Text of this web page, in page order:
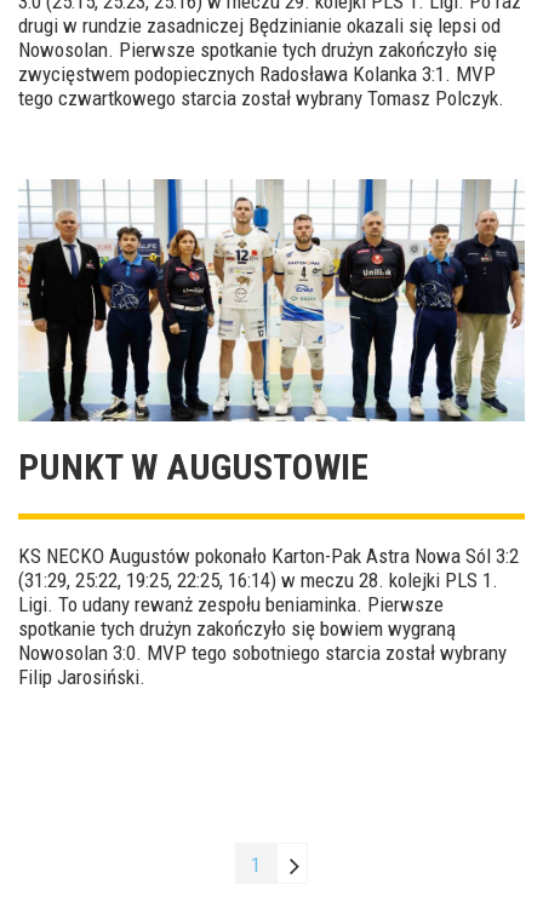
drugi w rundzie zasadniczej Będzinianie okazali się lepsi od
Nowosolan. Pierwsze spotkanie tych drużyn zakończyło się
zwycięstwem podopiecznych Radosława Kolanka 3:1. MVP
tego czwartkowego starcia został wybrany Tomasz Polczyk.
PUNKT W AUGUSTOWIE
KS NECKO Augustów pokonało Karton-Pak Astra Nowa Sól 3:2
(31:29, 25:22, 19:25, 22:25, 16:14) w meczu 28. kolejki PLS 1.
Ligi. To udany rewanż zespołu beniaminka. Pierwsze
spotkanie tych drużyn zakończyło się bowiem wygraną
Nowosolan 3:0. MVP tego sobotniego starcia został wybrany
Filip Jarosiński.
1